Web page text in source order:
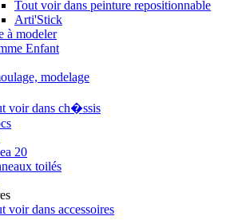
Tout voir dans peinture repositionnable
Arti'Stick
à modeler
Enfant
modelage
voir dans ch�ssis
20
toilés
voir dans accessoires